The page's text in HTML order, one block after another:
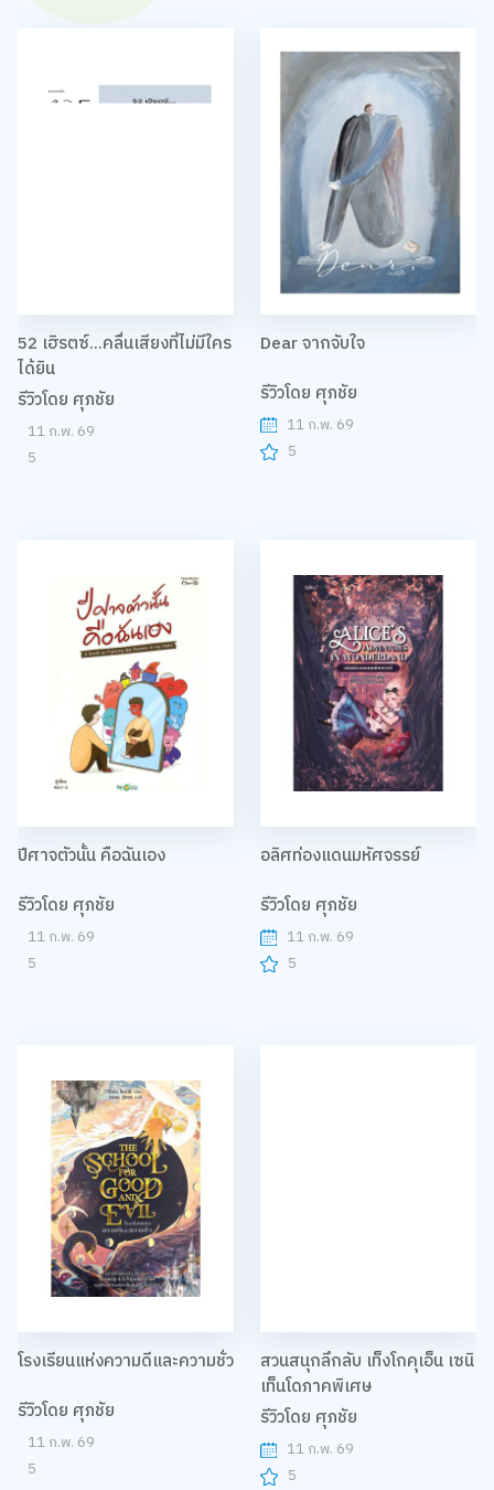
52 เฮิรตซ์...คลื่นเสียงที่ไม่มีใคร
ได้ยิน
รีวิวโดย ศุภชัย
11 ก.พ. 69
5
Dear จากจับใจ
รีวิวโดย ศุภชัย
11 ก.พ. 69
5
ปีศาจตัวนั้น คือฉันเอง
รีวิวโดย ศุภชัย
11 ก.พ. 69
5
อลิศท่องแดนมหัศจรรย์
รีวิวโดย ศุภชัย
11 ก.พ. 69
5
โรงเรียนแห่งความดีและความชั่ว
รีวิวโดย ศุภชัย
11 ก.พ. 69
5
สวนสนุกลึกลับ เท็งโกคุเอ็น เซนิ
เท็นโดภาคพิเศษ
รีวิวโดย ศุภชัย
11 ก.พ. 69
5